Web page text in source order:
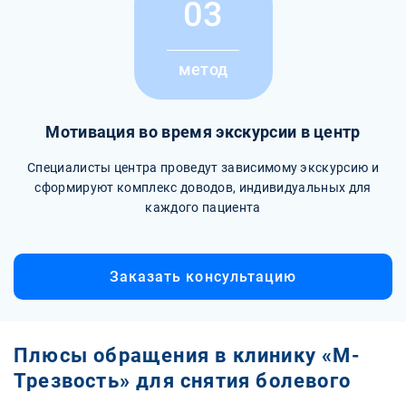
03
метод
Мотивация во время экскурсии в центр
Специалисты центра проведут зависимому экскурсию и
сформируют комплекс доводов, индивидуальных для
каждого пациента
Заказать консультацию
Плюсы обращения в клинику «М-
Трезвость» для снятия болевого